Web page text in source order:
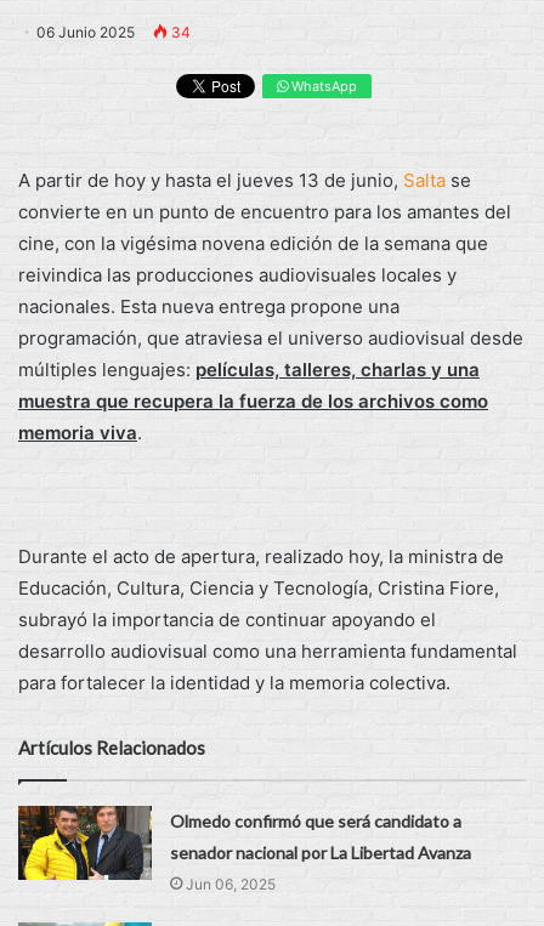
06 Junio 2025 34
WhatsApp
A partir de hoy y hasta el jueves 13 de junio, Salta se
convierte en un punto de encuentro para los amantes del
cine, con la vigésima novena edición de la semana que
reivindica las producciones audiovisuales locales y
nacionales. Esta nueva entrega propone una
programación, que atraviesa el universo audiovisual desde
múltiples lenguajes: películas, talleres, charlas y una
muestra que recupera la fuerza de los archivos como
memoria viva.
Durante el acto de apertura, realizado hoy, la ministra de
Educación, Cultura, Ciencia y Tecnología, Cristina Fiore,
subrayó la importancia de continuar apoyando el
desarrollo audiovisual como una herramienta fundamental
para fortalecer la identidad y la memoria colectiva.
Artículos Relacionados
Olmedo confirmó que será candidato a
senador nacional por La Libertad Avanza
Jun 06, 2025